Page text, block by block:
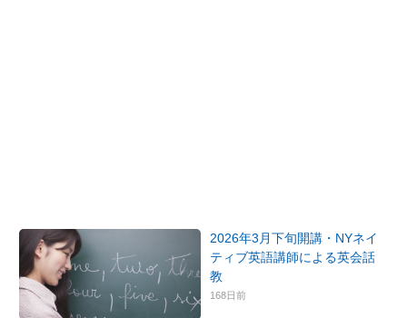
2026年3月下旬開講・NYネイ
ティブ英語講師による英会話
教
168日前